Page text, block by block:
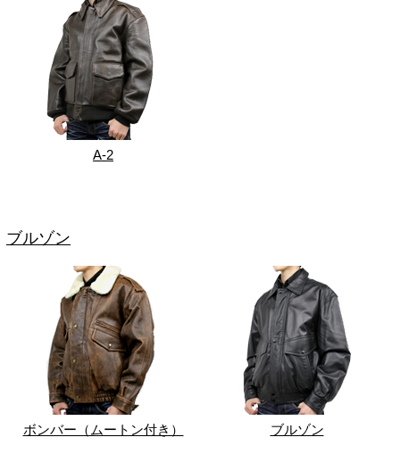
A-2
ブルゾン
ボンバー（ムートン付き） ブルゾン